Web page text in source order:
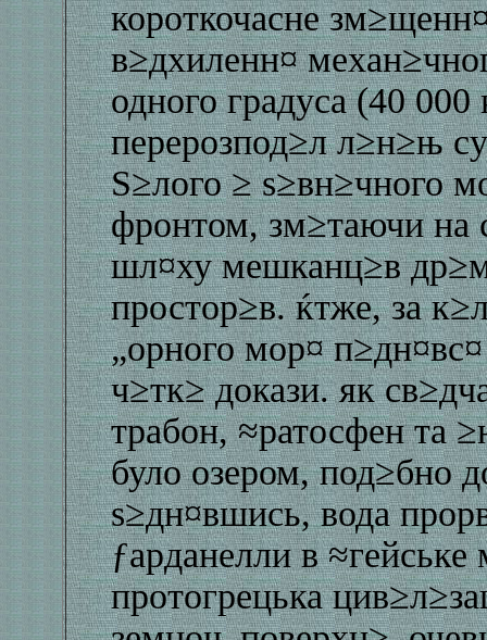
короткочасне
в≥дхиленн¤
одного градуса (40
перерозпод≥л л≥н≥њ
Ѕ≥лого ≥ ѕ≥вн≥чного
фронтом, зм≥таючи на
шл¤ху мешканц≥в
простор≥в. ќтже, за
„орного мор¤
ч≥тк≥ докази. як
трабон, ≈ратосфен та
було озером, под≥бно
ѕ≥дн¤вшись, вода
ƒарданелли в ≈гейське
протогрецька